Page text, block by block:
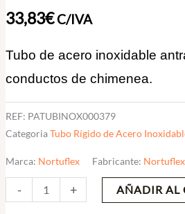
33,83€C/IVA
Tubo de acero inoxidable
conductos de chimenea.
REF: PATUBINOX000379
CategoriaTubo Rígido de Acero
Marca: Nortuflex Fabricante: Nortuflex
-
Antracita
cantidad
+ AÑADIR AL